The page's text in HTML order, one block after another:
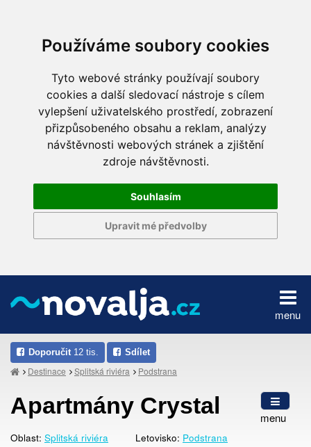
Používáme soubory cookies
Tyto webové stránky používají soubory
cookies a další sledovací nástroje s cílem
vylepšení uživatelského prostředí, zobrazení
přizpůsobeného obsahu a reklam, analýzy
návštěvnosti webových stránek a zjištění
zdroje návštěvnosti.
Souhlasím
Upravit mé předvolby
menu
Doporučit 12 tis. Sdílet
Destinace Splitská riviéra Podstrana
menu
Apartmány Crystal
Oblast: Splitská riviéra Letovisko: Podstrana